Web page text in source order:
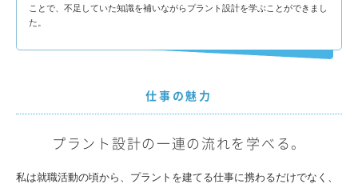
ことで、不足していた知識を補いながらプラント設計を学ぶことができまし
た。
仕事の魅力
プラント設計の一連の流れを学べる。
私は就職活動の頃から、プラントを建てる仕事に携わるだけでなく、